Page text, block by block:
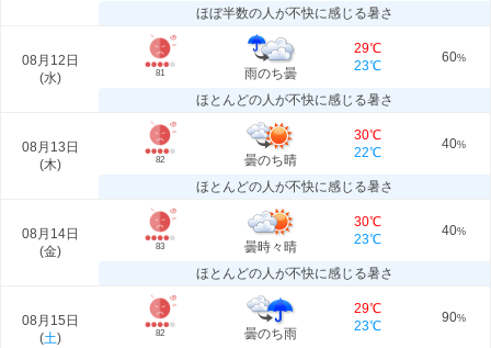
ほぼ半数の人が不快に感じる暑さ
08月12日
(水) 81 雨のち曇
29℃
23℃
60%
ほとんどの人が不快に感じる暑さ
08月13日
(木) 82 曇のち晴
30℃
22℃
40%
ほとんどの人が不快に感じる暑さ
08月14日
(金) 83 曇時々晴
30℃
23℃
40%
ほとんどの人が不快に感じる暑さ
08月15日
(土) 82 曇のち雨
29℃
23℃
90%